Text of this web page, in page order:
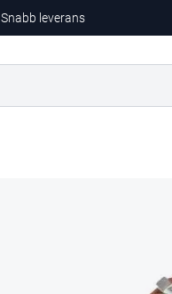
Snabb leverans